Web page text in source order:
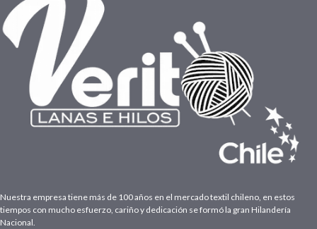
Nuestra empresa tiene más de 100 años en el mercado textil chileno, en estos
tiempos con mucho esfuerzo, cariño y dedicación se formó la gran Hilandería
Nacional.